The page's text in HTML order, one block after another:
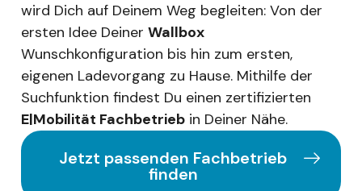
wird Dich auf Deinem Weg begleiten: Von der
ersten Idee Deiner Wallbox
Wunschkonfiguration bis hin zum ersten,
eigenen Ladevorgang zu Hause. Mithilfe der
Suchfunktion findest Du einen zertifizierten
E|Mobilität Fachbetrieb in Deiner Nähe.
Jetzt passenden Fachbetrieb
finden